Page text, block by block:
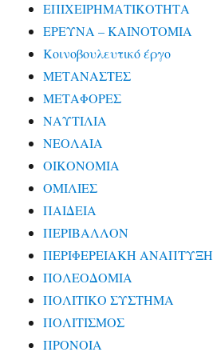
ΕΠΙΧΕΙΡΗΜΑΤΙΚΟΤΗΤΑ
ΕΡΕΥΝΑ – ΚΑΙΝΟΤΟΜΙΑ
Κοινοβουλευτικό έργο
ΜΕΤΑΝΑΣΤΕΣ
ΜΕΤΑΦΟΡΕΣ
ΝΑΥΤΙΛΙΑ
ΝΕΟΛΑΙΑ
ΟΙΚΟΝΟΜΙΑ
ΟΜΙΛΙΕΣ
ΠΑΙΔΕΙΑ
ΠΕΡΙΒΑΛΛΟΝ
ΠΕΡΙΦΕΡΕΙΑΚΗ ΑΝΑΠΤΥΞΗ
ΠΟΛΕΟΔΟΜΙΑ
ΠΟΛΙΤΙΚΟ ΣΥΣΤΗΜΑ
ΠΟΛΙΤΙΣΜΟΣ
ΠΡΟΝΟΙΑ